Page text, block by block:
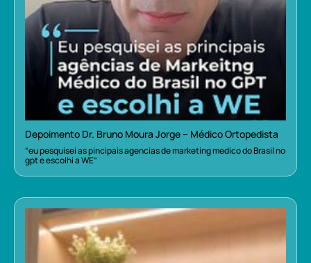
Depoimento Dr. Bruno Moura Jorge – Médico Ortopedista
“eu pesquisei as pincipais agencias de marketing medico do Brasil no
gpt e escolhi a WE”